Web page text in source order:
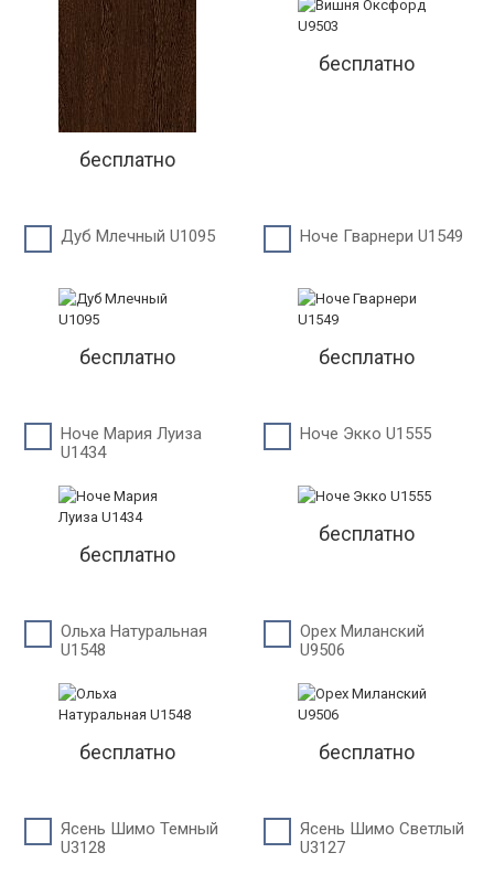
бесплатно
бесплатно
Дуб Млечный U1095
бесплатно
Ноче Гварнери U1549
бесплатно
Ноче Мария Луиза
U1434
бесплатно
Ноче Экко U1555
бесплатно
Ольха Натуральная
U1548
бесплатно
Орех Миланский
U9506
бесплатно
Ясень Шимо Темный
U3128
Ясень Шимо Светлый
U3127